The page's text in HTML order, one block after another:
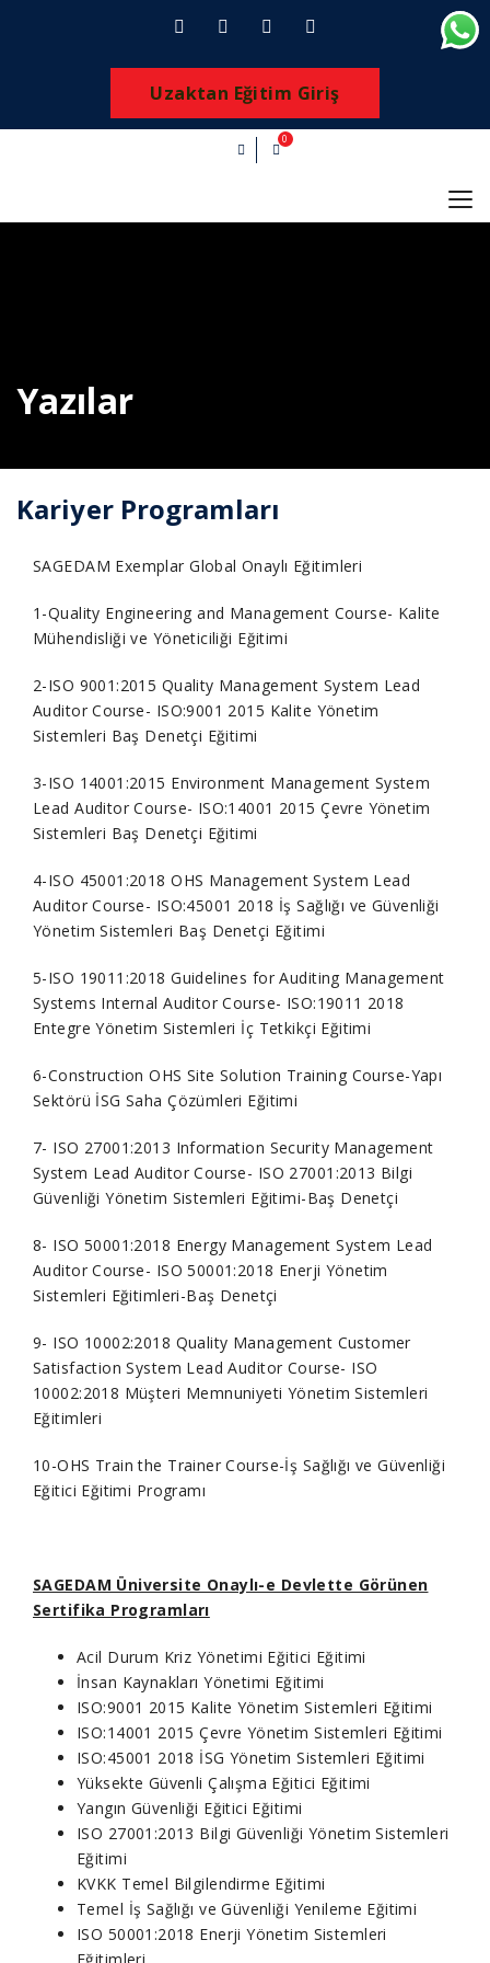
Uzaktan Eğitim Giriş
0
Yazılar
Kariyer Programları
SAGEDAM Exemplar Global Onaylı Eğitimleri
1-Quality Engineering and Management Course- Kalite
Mühendisliği ve Yöneticiliği Eğitimi
2-ISO 9001:2015 Quality Management System Lead
Auditor Course- ISO:9001 2015 Kalite Yönetim
Sistemleri Baş Denetçi Eğitimi
3-ISO 14001:2015 Environment Management System
Lead Auditor Course- ISO:14001 2015 Çevre Yönetim
Sistemleri Baş Denetçi Eğitimi
4-ISO 45001:2018 OHS Management System Lead
Auditor Course- ISO:45001 2018 İş Sağlığı ve Güvenliği
Yönetim Sistemleri Baş Denetçi Eğitimi
5-ISO 19011:2018 Guidelines for Auditing Management
Systems Internal Auditor Course- ISO:19011 2018
Entegre Yönetim Sistemleri İç Tetkikçi Eğitimi
6-Construction OHS Site Solution Training Course-Yapı
Sektörü İSG Saha Çözümleri Eğitimi
7- ISO 27001:2013 Information Security Management
System Lead Auditor Course- ISO 27001:2013 Bilgi
Güvenliği Yönetim Sistemleri Eğitimi-Baş Denetçi
8- ISO 50001:2018 Energy Management System Lead
Auditor Course- ISO 50001:2018 Enerji Yönetim
Sistemleri Eğitimleri-Baş Denetçi
9- ISO 10002:2018 Quality Management Customer
Satisfaction System Lead Auditor Course- ISO
10002:2018 Müşteri Memnuniyeti Yönetim Sistemleri
Eğitimleri
10-OHS Train the Trainer Course-İş Sağlığı ve Güvenliği
Eğitici Eğitimi Programı
SAGEDAM Üniversite Onaylı-e Devlette Görünen
Sertifika Programları
Acil Durum Kriz Yönetimi Eğitici Eğitimi
İnsan Kaynakları Yönetimi Eğitimi
ISO:9001 2015 Kalite Yönetim Sistemleri Eğitimi
ISO:14001 2015 Çevre Yönetim Sistemleri Eğitimi
ISO:45001 2018 İSG Yönetim Sistemleri Eğitimi
Yüksekte Güvenli Çalışma Eğitici Eğitimi
Yangın Güvenliği Eğitici Eğitimi
ISO 27001:2013 Bilgi Güvenliği Yönetim Sistemleri
Eğitimi
KVKK Temel Bilgilendirme Eğitimi
Temel İş Sağlığı ve Güvenliği Yenileme Eğitimi
ISO 50001:2018 Enerji Yönetim Sistemleri